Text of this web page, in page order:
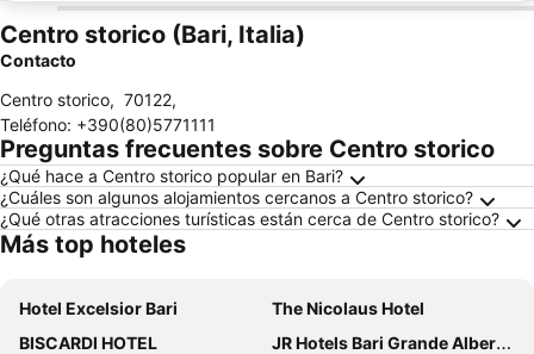
Centro storico (Bari, Italia)
Contacto
Centro storico, 70122,
Teléfono: +390(80)5771111
Preguntas frecuentes sobre Centro storico
¿Qué hace a Centro storico popular en Bari?
¿Cuáles son algunos alojamientos cercanos a Centro storico?
¿Qué otras atracciones turísticas están cerca de Centro storico?
Más top hoteles
Hotel Excelsior Bari
The Nicolaus Hotel
BISCARDI HOTEL
JR Hotels Bari Grande Albergo delle Nazioni